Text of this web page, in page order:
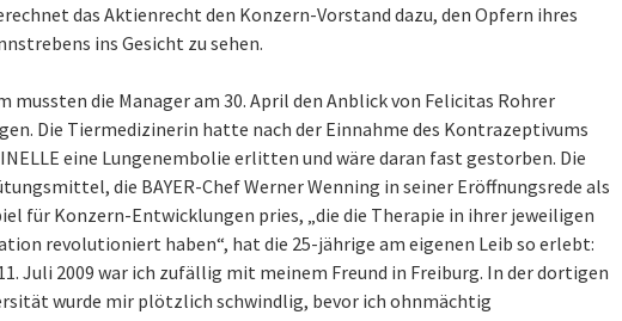
das Aktienrecht den Konzern-Vorstand dazu, den Opfern ihres
ins Gesicht zu sehen.
mussten die Manager am 30. April den Anblick von Felicitas Rohrer
Die Tiermedizinerin hatte nach der Einnahme des Kontrazeptivums
eine Lungenembolie erlitten und wäre daran fast gestorben. Die
die BAYER-Chef Werner Wenning in seiner Eröffnungsrede als
für Konzern-Entwicklungen pries, „die die Therapie in ihrer jeweiligen
revolutioniert haben“, hat die 25-jährige am eigenen Leib so erlebt:
11. Juli 2009 war ich zufällig mit meinem Freund in Freiburg. In der dortigen
wurde mir plötzlich schwindlig, bevor ich ohnmächtig